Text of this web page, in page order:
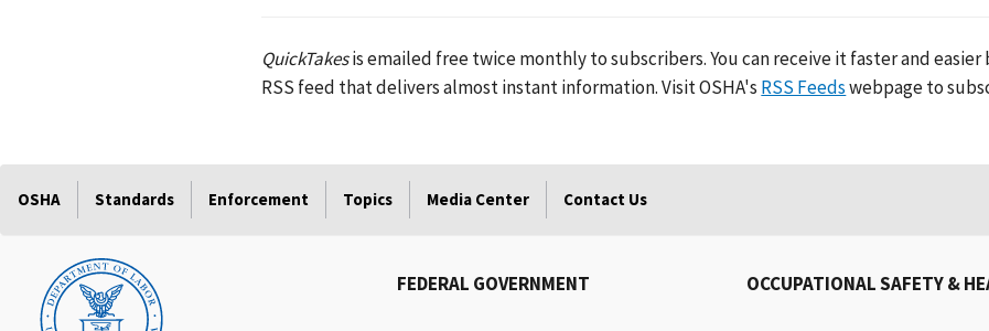
QuickTakesis emailed free twice monthly to subscribers. You can receive it faster and
RSS feed that delivers almost instant information. Visit OSHA's RSS Feedswebpage to
OSHA Standards Enforcement Topics Media Center Contact Us
FEDERAL GOVERNMENT OCCUPATIONAL SAFETY &